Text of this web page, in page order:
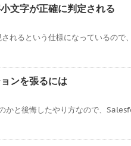
文字が正確に判定される
れるという仕様になっているので
ンを張るには
かと後悔したやり方なので、